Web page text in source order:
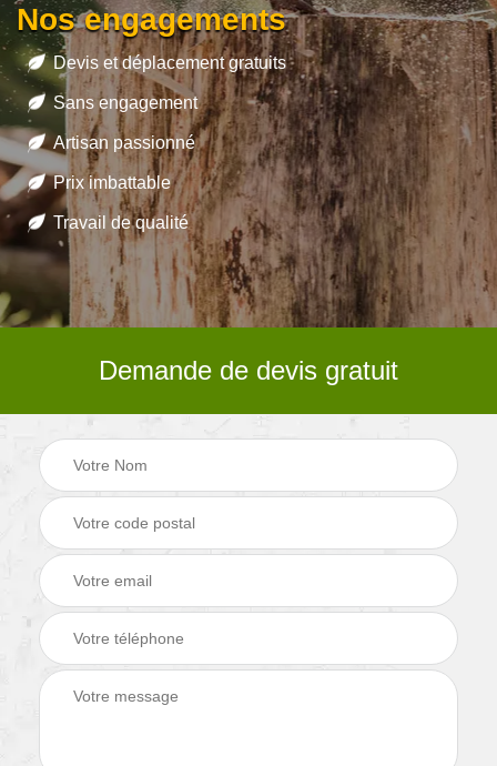
Nos engagements
Devis et déplacement gratuits
Sans engagement
Artisan passionné
Prix imbattable
Travail de qualité
Demande de devis gratuit